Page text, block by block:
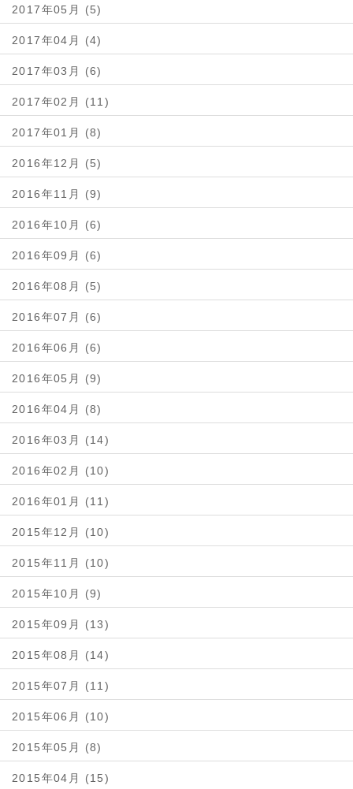
2017年05月 (5)
2017年04月 (4)
2017年03月 (6)
2017年02月 (11)
2017年01月 (8)
2016年12月 (5)
2016年11月 (9)
2016年10月 (6)
2016年09月 (6)
2016年08月 (5)
2016年07月 (6)
2016年06月 (6)
2016年05月 (9)
2016年04月 (8)
2016年03月 (14)
2016年02月 (10)
2016年01月 (11)
2015年12月 (10)
2015年11月 (10)
2015年10月 (9)
2015年09月 (13)
2015年08月 (14)
2015年07月 (11)
2015年06月 (10)
2015年05月 (8)
2015年04月 (15)